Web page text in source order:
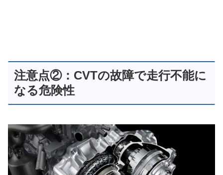
注意点②：CVTの故障で走行不能に
なる危険性